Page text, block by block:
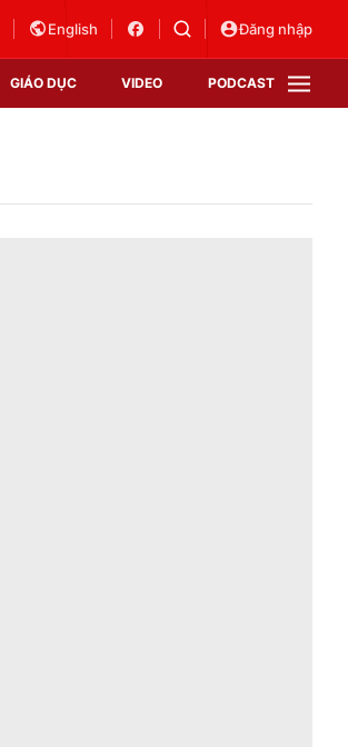
English Đăng nhập
GIÁO DỤC VIDEO PODCAST
VTV Sức khoẻ